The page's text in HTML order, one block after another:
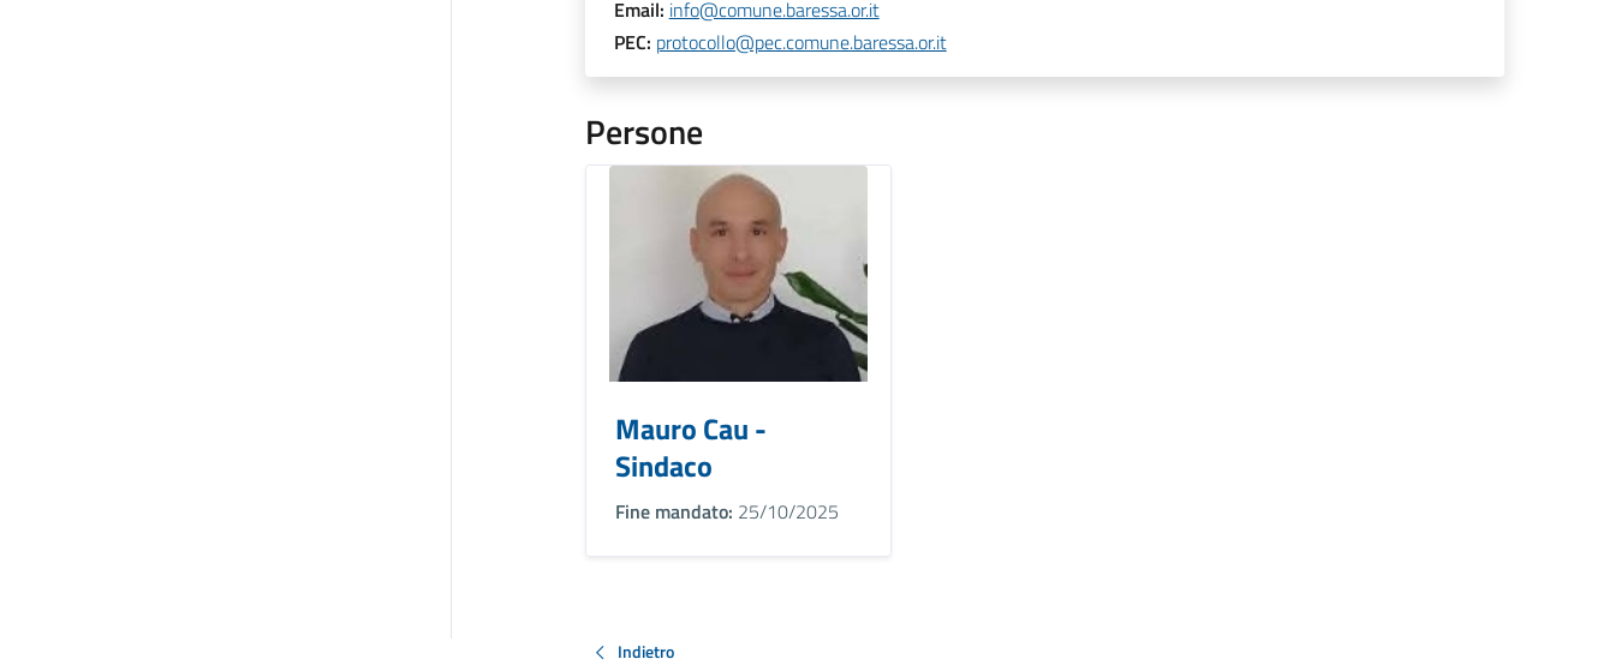
Email: info@comune.baressa.or.it
PEC: protocollo@pec.comune.baressa.or.it
Persone
Mauro Cau -
Sindaco
Fine mandato: 25/10/2025
Indietro